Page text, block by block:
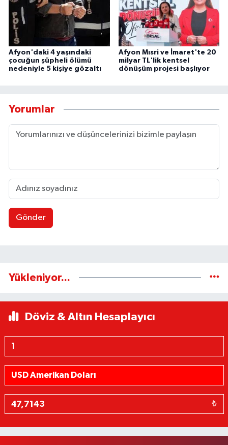
Afyon'daki 4 yaşındaki
çocuğun şüpheli ölümü
nedeniyle 5 kişiye gözaltı
Afyon Mısri ve İmaret'te 20
milyar TL'lik kentsel
dönüşüm projesi başlıyor
Yorumlar
Gönder
Yükleniyor...
Döviz & Altın Hesaplayıcı
₺